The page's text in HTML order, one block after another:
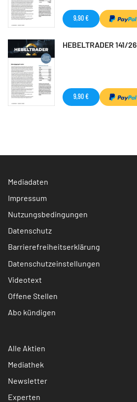
9,90 €
HEBELTRADER 141/26
9,90 €
Mediadaten
Impressum
Nutzungsbedingungen
Datenschutz
Barrierefreiheitserklärung
Datenschutzeinstellungen
Videotext
Offene Stellen
Abo kündigen
Alle Aktien
Mediathek
Newsletter
Experten